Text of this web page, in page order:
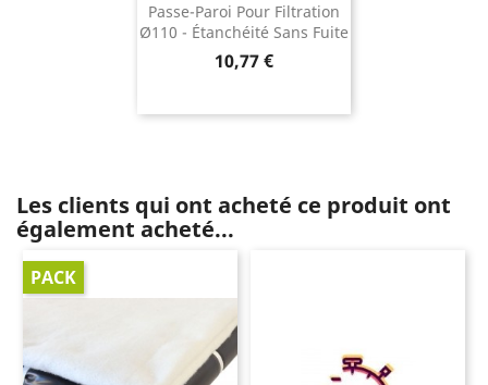
Passe-Paroi Pour Filtration
Ø110 - Étanchéité Sans Fuite
Prix
10,77 €
Les clients qui ont acheté ce produit ont
également acheté...
PACK